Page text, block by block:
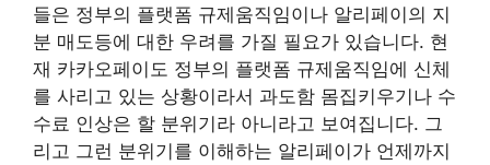
들은 정부의 플랫폼 규제움직임이나 알리페이의 지
분 매도등에 대한 우려를 가질 필요가 있습니다. 현
재 카카오페이도 정부의 플랫폼 규제움직임에 신체
를 사리고 있는 상황이라서 과도함 몸집키우기나 수
수료 인상은 할 분위기라 아니라고 보여집니다. 그
리고 그런 분위기를 이해하는 알리페이가 언제까지